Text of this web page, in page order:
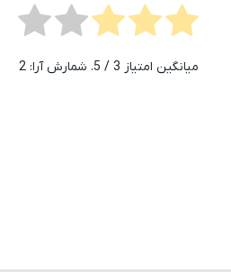
میانگین امتیاز 3 / 5. شمارش آرا: 2